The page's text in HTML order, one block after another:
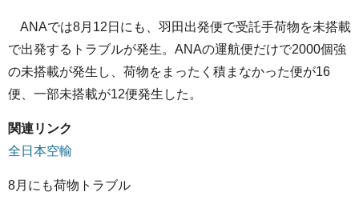
ANAでは8月12日にも、羽田出発便で受託手荷物を未搭載
で出発するトラブルが発生。ANAの運航便だけで2000個強
の未搭載が発生し、荷物をまったく積まなかった便が16
便、一部未搭載が12便発生した。
関連リンク
全日本空輸
8月にも荷物トラブル